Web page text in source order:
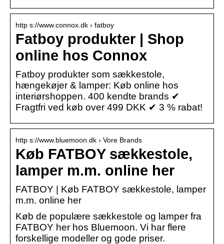
http s://www.connox.dk › fatboy
Fatboy produkter | Shop
online hos Connox
Fatboy produkter som sækkestole,
hængekøjer & lamper: Køb online hos
interiørshoppen. 400 kendte brands ✔
Fragtfri ved køb over 499 DKK ✔ 3 % rabat!
http s://www.bluemoon.dk › Vore Brands
Køb FATBOY sækkestole,
lamper m.m. online her
FATBOY | Køb FATBOY sækkestole, lamper
m.m. online her
Køb de populære sækkestole og lamper fra
FATBOY her hos Bluemoon. Vi har flere
forskellige modeller og gode priser.